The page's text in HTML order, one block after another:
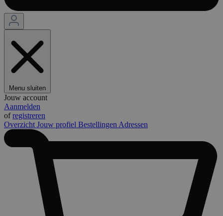
Menu sluiten
Jouw account
Aanmelden
ofregistreren
Overzicht Jouw profiel Bestellingen Adressen